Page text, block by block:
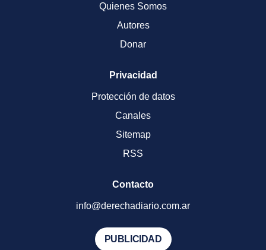
Quienes Somos
Autores
Donar
Privacidad
Protección de datos
Canales
Sitemap
RSS
Contacto
info@derechadiario.com.ar
PUBLICIDAD